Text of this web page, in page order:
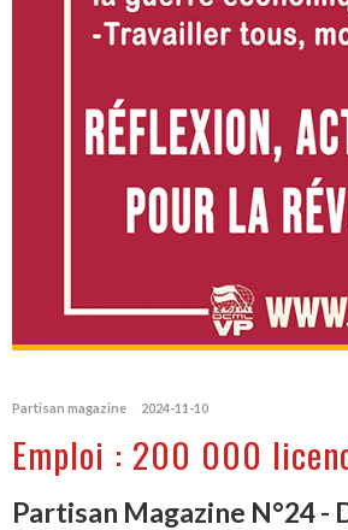
Partisan magazine 2024-11-10
Emploi : 200 000
Partisan Magazine N°24 -